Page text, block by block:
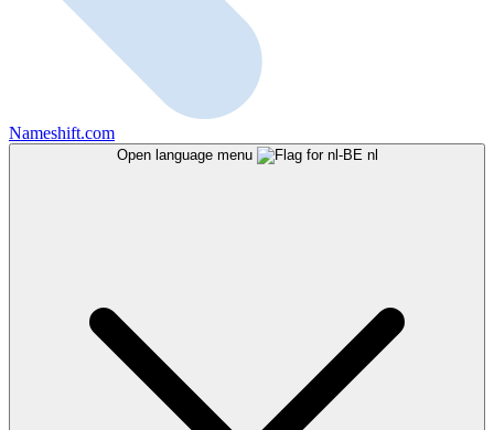
Nameshift.com
Open language menu nl